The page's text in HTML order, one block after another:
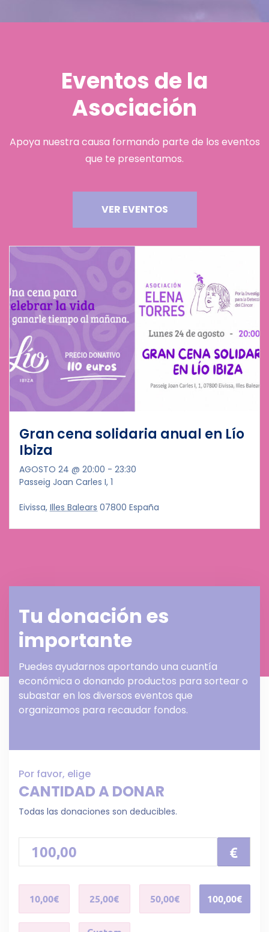
Eventos de la
Asociación
Apoya nuestra causa formando parte de los eventos
que te presentamos.
VER EVENTOS
Gran cena solidaria anual en Lío
Ibiza
AGOSTO 24 @ 20:00 - 23:30
Passeig Joan Carles I, 1
Eivissa, Illes Balears 07800 España
Tu donación es
importante
Puedes ayudarnos aportando una cuantía
económica o donando productos para sortear o
subastar en los diversos eventos que
organizamos para recaudar fondos.
Por favor, elige
CANTIDAD A DONAR
Todas las donaciones son deducibles.
€
10,00€ 25,00€ 50,00€ 100,00€